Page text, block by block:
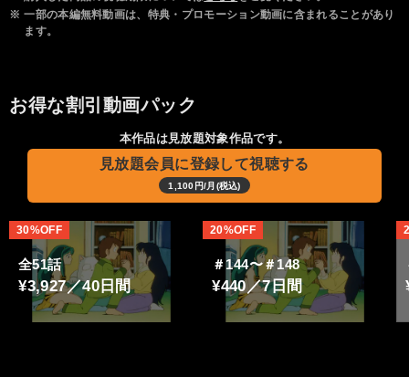
※ 一部の本編無料動画は、特典・プロモーション動画に含まれることがあり
ます。
お得な割引動画パック
本作品は見放題対象作品です。
見放題会員に登録して視聴する
1,100円/月(税込)
全51話
¥3,927／40日間
30%OFF
＃144〜＃148
¥440／7日間
20%OFF